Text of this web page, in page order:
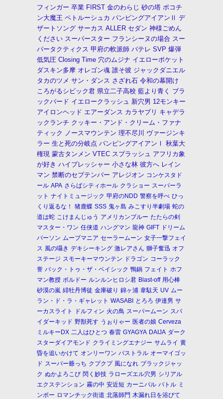
フィンガー 卒業 FIRST 金のわらじ 砂の塔 ポコチ
ン大魔王 ペトルーシュカ パンピングアイアンⅡ デ
ザートソング サーカス ALLER セダン 神様ごめん
ください スーパースター フランシーヌの場合 スー
パータクティクス 甲府の軟派師 バテレ SVP 爆弾
低気圧 Closing Time 穴のムジナ イエローポケット
ダスキン多摩 オレゴン魂 誰そ彼 ジャックダニエル
タカのツメ サン・ダンス さざれ石 令和の幕開け
ころがるシビック君 県立二子高校 藍より青く ブラ
ックバード イエロークラッシュ 新穴男 12モンキー
アイロンヘッド エアーダンス カラヤブリ キャデラ
ックランチ クッキー・アンド・クリーム・ファナ
ティック ノースマウンテン 理不尽川
ヴァージンキ
ラー 生と死の分岐点 パンピングアイアンⅠ
秋葉大
権現 蒙古タンメン VTEC スプラッシュ アフリカ象
が好き ハイプレッシャー 小さな林 彼方へ レイン
マン 禁断のセプテンバー アレジオン コンケスタド
ール APA さらばシティホール クラショー スーパーラ
ット ナイトミュージック 甲府のNDD 警察を呼べ ひっ
くり返るな！
猪鹿蝶 SSS 鬼ヶ島 みこすり半劇場 蛇の
道は蛇 こけまんじゅう アメリカンブルー たたらの剣
マスター・ワン 任侠道 ハングマン 龍神 GIFT ドリーム
パーソン ムーブマニア セーラームーン 女子一撃フェイ
ス 風の囁き デキシーキング 激レアさん 獅子奮迅 オフ
ステージ スモーキーマウンテン ドラゴン コーラック
誉 バック・トゥ・ザ・ベイシック 鴨鍋 フェイト ホフ
マン教授 ボルドー ルンルンヒロシ君 Blast-off 用心棒
砂漠の嵐 緋牡丹博徒 金庫破り 錦ヶ浦 韋駄天 UV ムー
ラン・ド・ラ・ギャレット WASABI とろろ 伊達男 サ
ーカスライト
ドルフィン 火の鳥 スーパームーン スパ
イダーキッド 野獣死す うぉりゃー 医者の娘 Cerveza
ミルキーDX 二人はひとつ 春雷 GYAGYA DAIJA ダーク
スターダイアモンド クライミングエナジー サムライ 黄
昏を追いかけて オンリーワン パストラル オーマイゴッ
ド スーパー爺っち クプクプ 風になれ ブラックジャッ
ク ぬかよろこび 閃く妙技 ラローズエル穴男 シリアル
エクステンション 霧の中 安近短 カーニバル バトル ミ
ンボー ロマンチック街道 北落師門 木漏れ日を浴びて